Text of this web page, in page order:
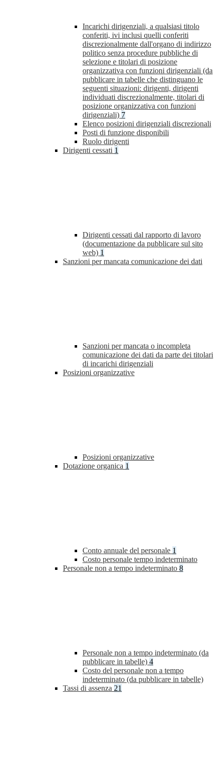
Incarichi dirigenziali, a qualsiasi titolo
conferiti, ivi inclusi quelli conferiti
discrezionalmente dall'organo di indirizzo
politico senza procedure pubbliche di
selezione e titolari di posizione
organizzativa con funzioni dirigenziali (da
pubblicare in tabelle che distinguano le
seguenti situazioni: dirigenti, dirigenti
individuati discrezionalmente, titolari di
posizione organizzativa con funzioni
dirigenziali) 7
Elenco posizioni dirigenziali discrezionali
Posti di funzione disponibili
Ruolo dirigenti
Dirigenti cessati 1
Dirigenti cessati dal rapporto di lavoro
(documentazione da pubblicare sul sito
web) 1
Sanzioni per mancata comunicazione dei dati
Sanzioni per mancata o incompleta
comunicazione dei dati da parte dei titolari
di incarichi dirigenziali
Posizioni organizzative
Posizioni organizzative
Dotazione organica 1
Conto annuale del personale 1
Costo personale tempo indeterminato
Personale non a tempo indeterminato 8
Personale non a tempo indeterminato (da
pubblicare in tabelle) 4
Costo del personale non a tempo
indeterminato (da pubblicare in tabelle)
Tassi di assenza 21